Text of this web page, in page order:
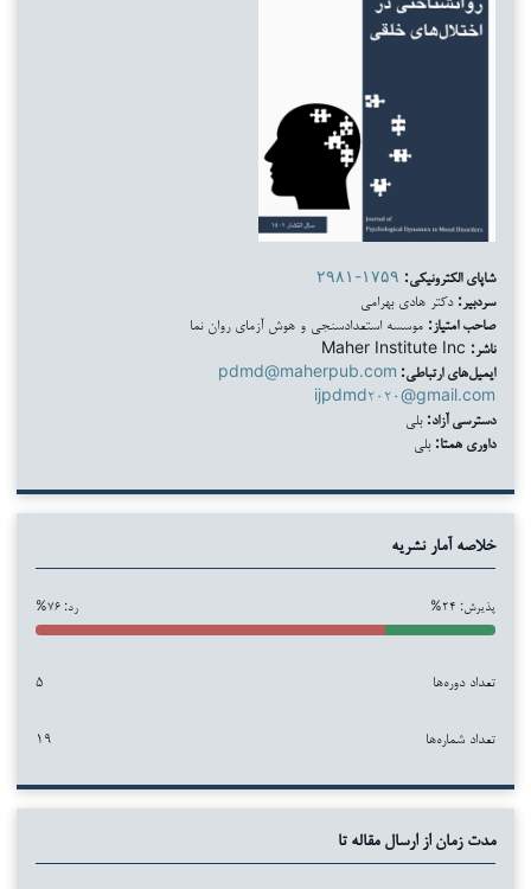
شاپای الکترونیکی: ۲۹۸۱-۱۷۵۹
سردبیر: دکتر هادی بهرامی
صاحب امتیاز: موسسه استعدادسنجی و هوش آزمای روان نما
ناشر:
ایمیل‌های ارتباطی: pdmd@maherpub.com
ijpdmd۲۰۲۰@gmail.com
دسترسی آزاد: بلی
داوری همتا: بلی
خلاصه آمار نشریه
پذیرش: ۲۴% رد: ۷۶%
تعداد دوره‌ها ۵
تعداد شماره‌ها ۱۹
مدت زمان از ارسال مقاله تا